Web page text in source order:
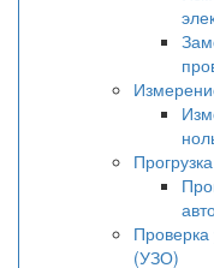
Проверка
(УЗО)